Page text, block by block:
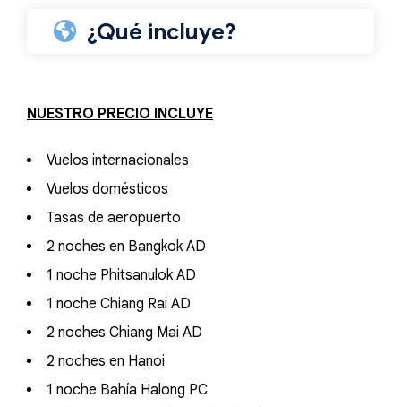
¿Qué incluye?
NUESTRO PRECIO INCLUYE
Vuelos internacionales
Vuelos domésticos
Tasas de aeropuerto
2 noches en Bangkok AD
1 noche Phitsanulok AD
1 noche Chiang Rai AD
2 noches Chiang Mai AD
2 noches en Hanoi
1 noche Bahía Halong PC